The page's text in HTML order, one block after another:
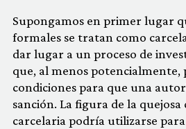
Supongamos en primer lugar
formales se tratan como
dar lugar a un proceso de
que, al menos potencialmente,
condiciones para que una
sanción. La figura de la
carcelaria podría utilizarse